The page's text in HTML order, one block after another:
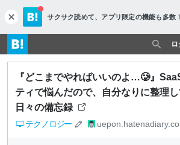
c
l
o
s
e
サクサク読めて、 アプリ限定の機能も多数！
『どこまでやればいいのよ…🥲』
ティで悩んだので、自分なりに整理
日々の備忘録
テクノロジー